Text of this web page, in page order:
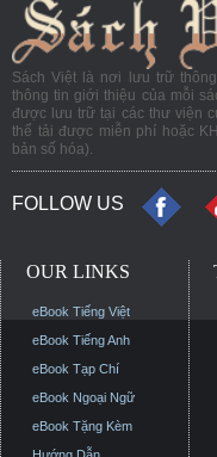
Sách Việt là nơi lưu trữ
thông tin giới thiệu của mỗi
được lưu trữ tại các thư viện
thể tải được miễn phí hoặc
bản số hóa).
FOLLOW US
OUR LINKS
eBook Tiếng Việt
eBook Tiếng Anh
eBook Tạp Chí
eBook Ngoại Ngữ
eBook Tặng Kèm